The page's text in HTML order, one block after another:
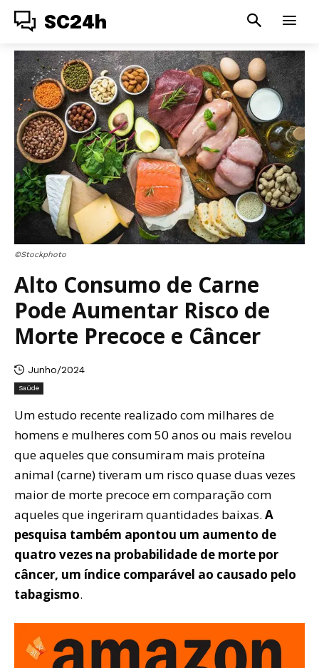
SC24h
©Stockphoto
Alto Consumo de Carne
Pode Aumentar Risco de
Morte Precoce e Câncer
Junho/2024
Saúde
Um estudo recente realizado com milhares de
homens e mulheres com 50 anos ou mais revelou
que aqueles que consumiram mais proteína
animal (carne) tiveram um risco quase duas vezes
maior de morte precoce em comparação com
aqueles que ingeriram quantidades baixas. A
pesquisa também apontou um aumento de
quatro vezes na probabilidade de morte por
câncer, um índice comparável ao causado pelo
tabagismo.